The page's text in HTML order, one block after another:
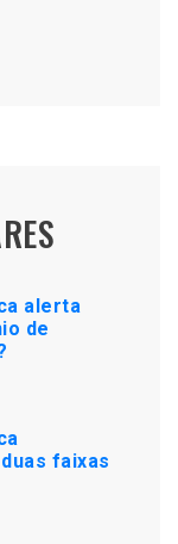
alerta
de
faixas